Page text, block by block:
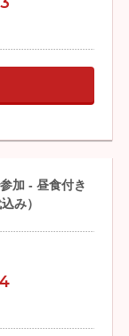
加 - 昼食付き
み）